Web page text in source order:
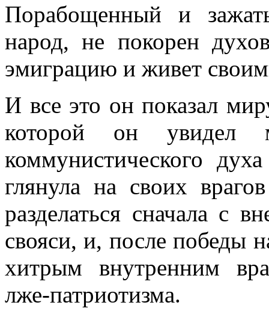
Порабощенный и
народ, не покорен
эмиграцию и живет
И все это он показал
которой он уви­дел
коммунистического
глянула на своих
разделаться сначала с
свояси, и, после победы
хитрым внутренним
лже-патриотизма.